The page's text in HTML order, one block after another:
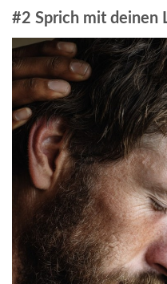
#2 Sprich mit deinen